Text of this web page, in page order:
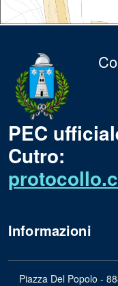
PEC
Cutro:
Informazioni
Piazza Del Popolo -